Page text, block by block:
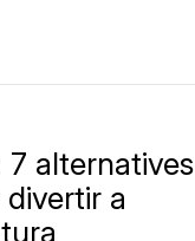
7 alternatives
a